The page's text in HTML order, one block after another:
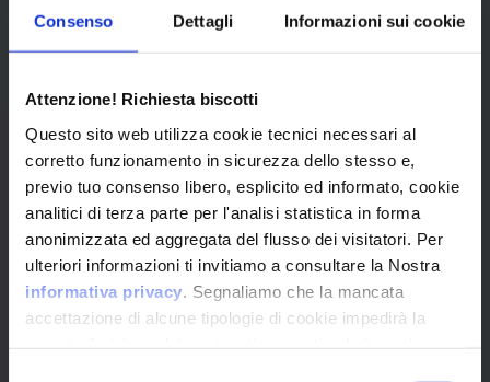
Consenso Dettagli Informazioni sui cookie
Attenzione! Richiesta biscotti
Questo sito web utilizza cookie tecnici necessari al
corretto funzionamento in sicurezza dello stesso e,
previo tuo consenso libero, esplicito ed informato, cookie
analitici di terza parte per l'analisi statistica in forma
anonimizzata ed aggregata del flusso dei visitatori. Per
ulteriori informazioni ti invitiamo a consultare la Nostra
informativa privacy . Segnaliamo che la mancata
accettazione di alcune tipologie di cookie impedirà la
Superantispyware
Product
Superantispyware
Version
8.0.0.1050